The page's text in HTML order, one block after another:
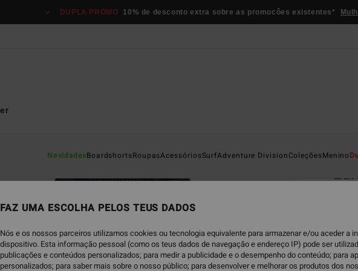
DUPLA PROMO 10% de desconto extra sobre as promocôes existentes*
NovidadesBoardshortsRoupasAcessóriosSurfAdventure DivisionColeçõesMenino
€
FAZ UMA ESCOLHA PELOS TEUS DADOS
Nós e os nossos parceiros utilizamos cookies ou tecnologia equivalente para armazenar e/ou aceder a
dispositivo. Esta informação pessoal (como os teus dados de navegação e endereço IP) pode ser
publicações e conteúdos personalizados; para medir a publicidade e o desempenho do conteúdo; para
personalizados; para saber mais sobre o nosso público; para desenvolver e melhorar os produtos dos